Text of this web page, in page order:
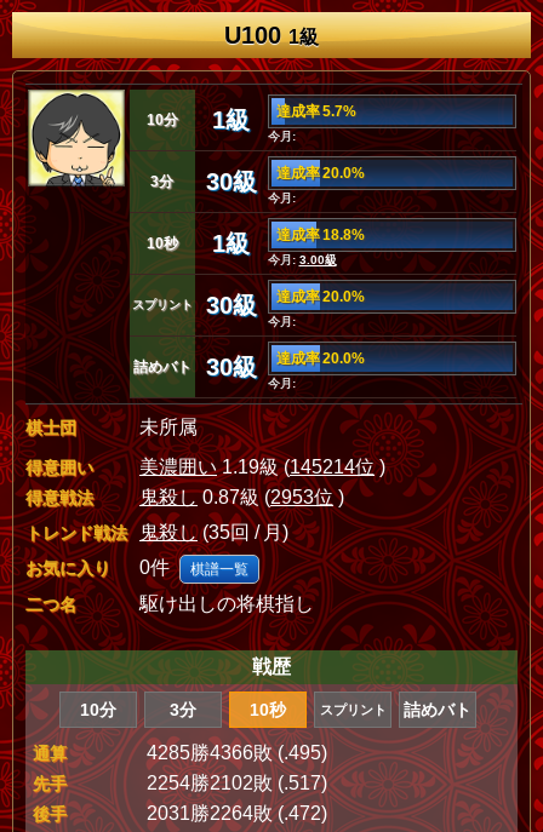
U1001級
10分 1級 達成率 5.7%
今月:
3分 30級 達成率 20.0%
今月:
10秒 1級 達成率 18.8%
今月: 3.00級
スプリント 30級 達成率 20.0%
今月:
詰めバト 30級 達成率 20.0%
今月:
棋士団 未所属
得意囲い 美濃囲い1.19級 (145214位)
得意戦法 鬼殺し0.87級 (2953位)
トレンド戦法 鬼殺し(35回 / 月)
お気に入り 0件 棋譜一覧
二つ名 駆け出しの将棋指し
戦歴
10分 3分 10秒 スプリント 詰めバト
通算 4285勝4366敗 (.495)
先手 2254勝2102敗 (.517)
後手 2031勝2264敗 (.472)